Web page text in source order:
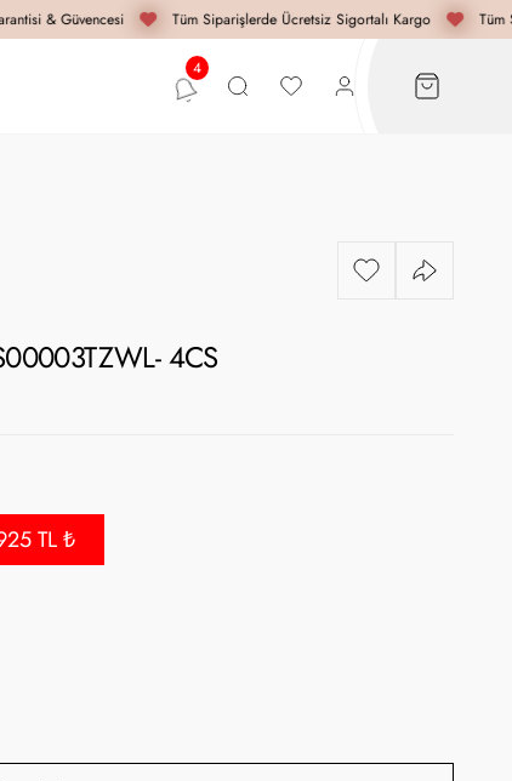
& Güvencesi Tüm Siparişlerde Ücretsiz Sigortalı Kargo Tüm
4CS
TL ₺